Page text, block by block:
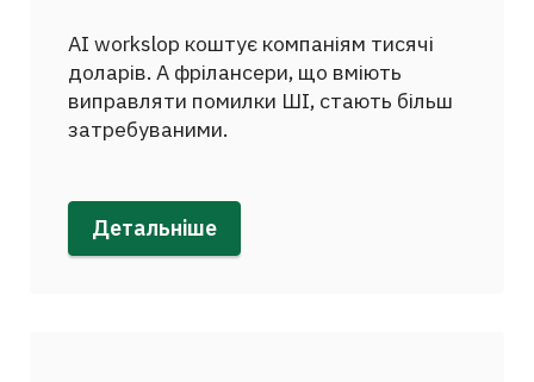
AI workslop коштує компаніям тисячі
доларів. А фрілансери, що вміють
виправляти помилки ШІ, стають більш
затребуваними.
Детальніше